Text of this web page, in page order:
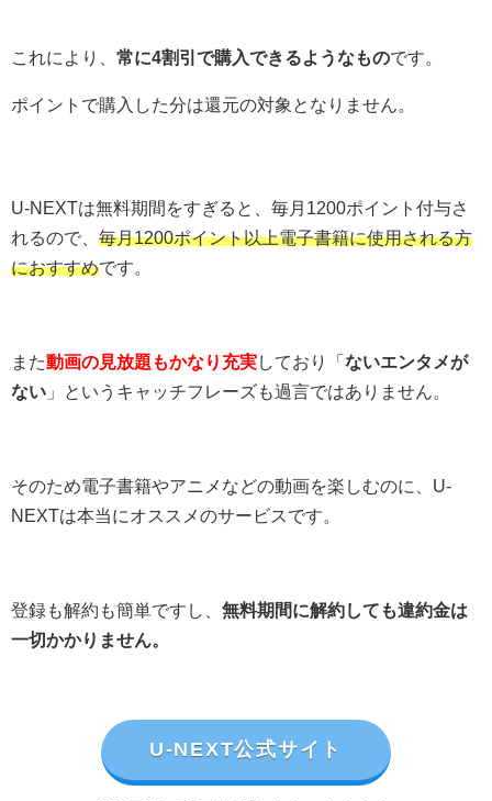
これにより、 常に4割引で購入できるようなものです。
ポイントで購入した分は還元の対象となりません。
U-NEXTは無料期間をすぎると、毎月1200ポイント付与さ
れるので、 毎月1200ポイント以上電子書籍に使用される方
におすすめです。
また動画の見放題もかなり充実しており「 ないエンタメが
ない 」というキャッチフレーズも過言ではありません。
そのため電子書籍やアニメなどの動画を楽しむのに、U-
NEXTは本当にオススメのサービスです。
登録も解約も簡単ですし、 無料期間に解約しても違約金は
一切かかりません。
U-NEXT公式サイト